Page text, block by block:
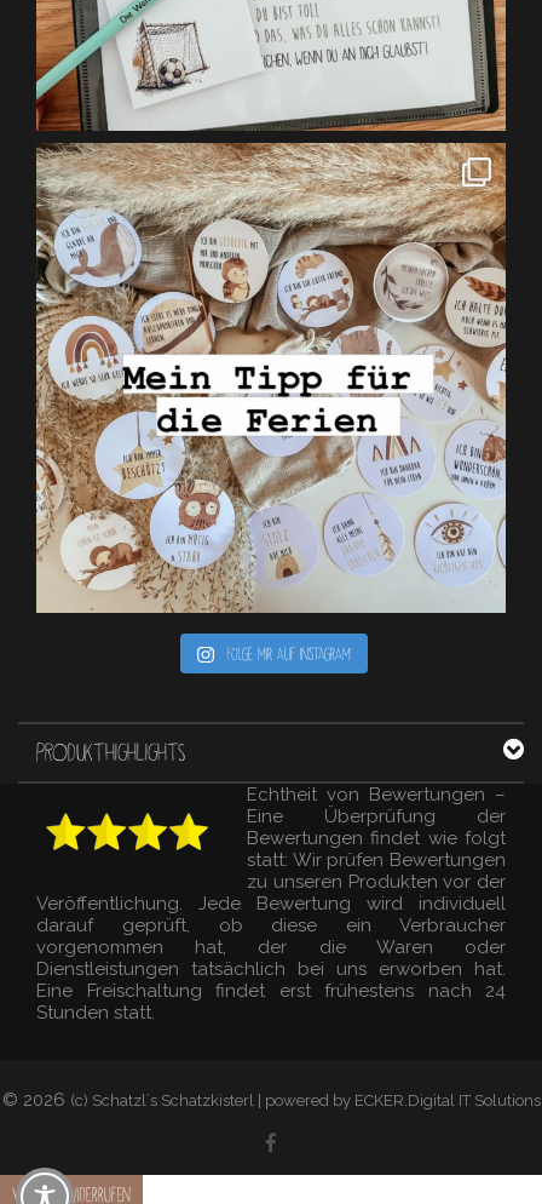
Folge mir auf Instagram
PRODUKTHIGHLIGHTS
Echtheit von Bewertungen –
Eine Überprüfung der
Bewertungen findet wie folgt
statt: Wir prüfen Bewertungen
zu unseren Produkten vor der
Veröffentlichung. Jede Bewertung wird individuell
darauf geprüft, ob diese ein Verbraucher
vorgenommen hat, der die Waren oder
Dienstleistungen tatsächlich bei uns erworben hat.
Eine Freischaltung findet erst frühestens nach 24
Stunden statt.
© 2026 (c) Schatzl´s Schatzkisterl | powered by ECKER.Digital IT Solutions
Vertrag widerrufen